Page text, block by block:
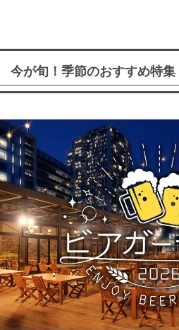
今が旬！季節のおすすめ特集